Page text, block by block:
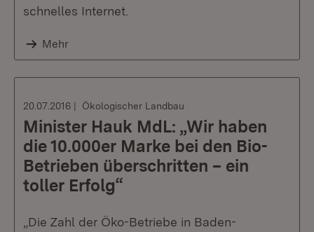
schnelles Internet.
Mehr
20.07.2016 Ökologischer Landbau
Minister Hauk MdL: „Wir haben
die 10.000er Marke bei den Bio-
Betrieben überschritten – ein
toller Erfolg“
„Die Zahl der Öko-Betriebe in Baden-